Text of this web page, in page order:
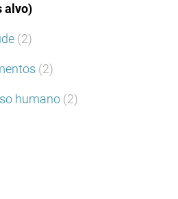
alvo)
(2)
(2)
humano (2)